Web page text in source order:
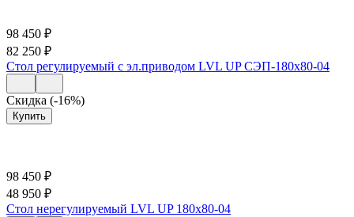
98 450 ₽
82 250 ₽
Стол регулируемый с эл.приводом LVL UP СЭП-180х80-04
Скидка (-16%)
Купить
98 450 ₽
48 950 ₽
Стол нерегулируемый LVL UP 180х80-04